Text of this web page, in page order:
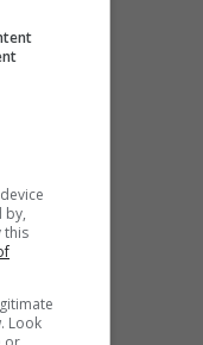
del
by,
this
Look